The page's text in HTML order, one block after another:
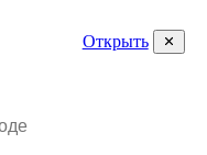
Открыть